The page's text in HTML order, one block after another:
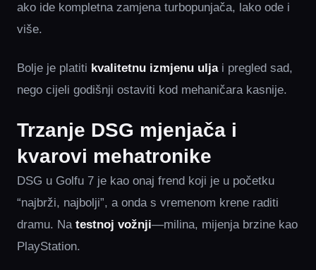
ako ide kompletna zamjena turbopunjača, lako ode i
više.
Bolje je platiti kvalitetnu izmjenu uljai pregled sad,
nego cijeli godišnji ostaviti kod mehaničara kasnije.
Trzanje DSG mjenjača i
kvarovi mehatronike
DSG u Golfu 7 je kao onaj frend koji je u početku
“najbrži, najbolji”, a onda s vremenom krene raditi
dramu. Na testnoj vožnji—milina, mijenja brzine kao
PlayStation.